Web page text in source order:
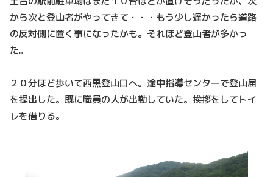
から次と登山者がやってきて・・・もう少し遅かったら道路
の反対側に置く事になったかも。それほど登山者が多かっ
た。
２０分ほど歩いて西黒登山口へ。途中指導センターで登山届
を提出した。既に職員の人が出勤していた。挨拶をしてトイ
レを借りる。